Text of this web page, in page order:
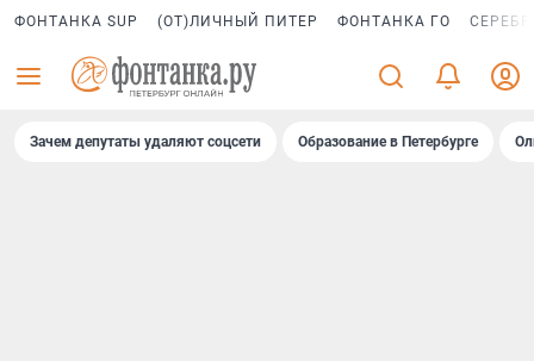
ФОНТАНКА SUP (ОТ)ЛИЧНЫЙ ПИТЕР ФОНТАНКА ГО
Зачем депутаты удаляют соцсети Образование в Петербурге